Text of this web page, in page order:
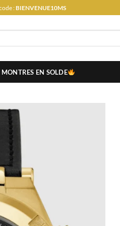
:BIENVENUE10MS
MONTRES EN SOLDE